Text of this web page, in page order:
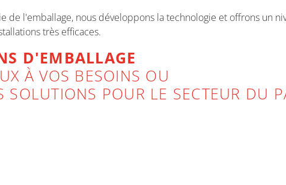
de l'emballage, nous développons la technologie et offrons un
très efficaces.
D'EMBALLAGE
À VOS BESOINS OU
SOLUTIONS POUR LE SECTEUR DU